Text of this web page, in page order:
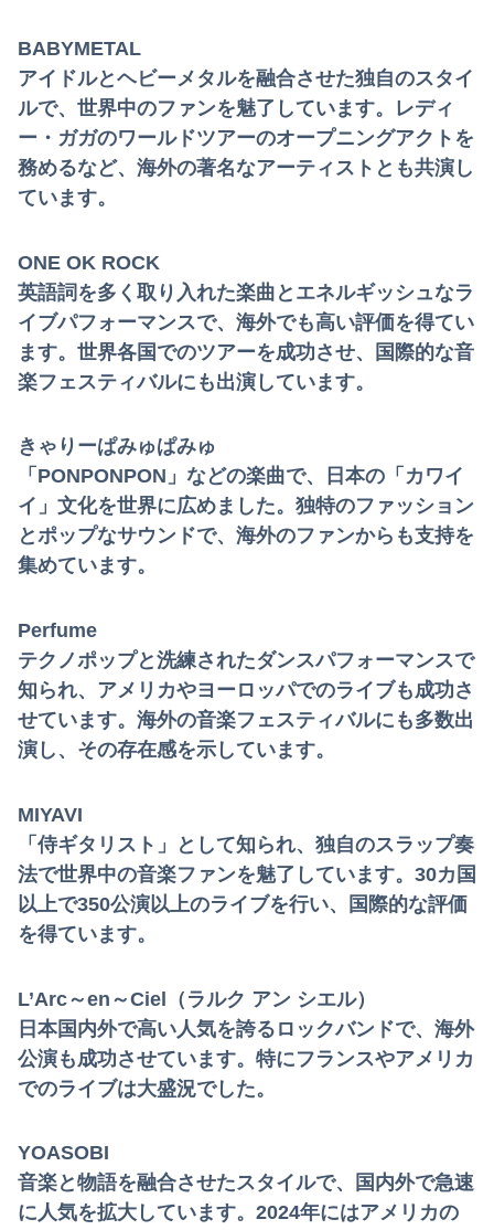
BABYMETAL
アイドルとヘビーメタルを融合させた独自のスタイ
ルで、世界中のファンを魅了しています。レディ
ー・ガガのワールドツアーのオープニングアクトを
務めるなど、海外の著名なアーティストとも共演し
ています。
ONE OK ROCK
英語詞を多く取り入れた楽曲とエネルギッシュなラ
イブパフォーマンスで、海外でも高い評価を得てい
ます。世界各国でのツアーを成功させ、国際的な音
楽フェスティバルにも出演しています。
きゃりーぱみゅぱみゅ
「PONPONPON」などの楽曲で、日本の「カワイ
イ」文化を世界に広めました。独特のファッション
とポップなサウンドで、海外のファンからも支持を
集めています。
Perfume
テクノポップと洗練されたダンスパフォーマンスで
知られ、アメリカやヨーロッパでのライブも成功さ
せています。海外の音楽フェスティバルにも多数出
演し、その存在感を示しています。
MIYAVI
「侍ギタリスト」として知られ、独自のスラップ奏
法で世界中の音楽ファンを魅了しています。30カ国
以上で350公演以上のライブを行い、国際的な評価
を得ています。
L’Arc～en～Ciel（ラルク アン シエル）
日本国内外で高い人気を誇るロックバンドで、海外
公演も成功させています。特にフランスやアメリカ
でのライブは大盛況でした。
YOASOBI
音楽と物語を融合させたスタイルで、国内外で急速
に人気を拡大しています。2024年にはアメリカの